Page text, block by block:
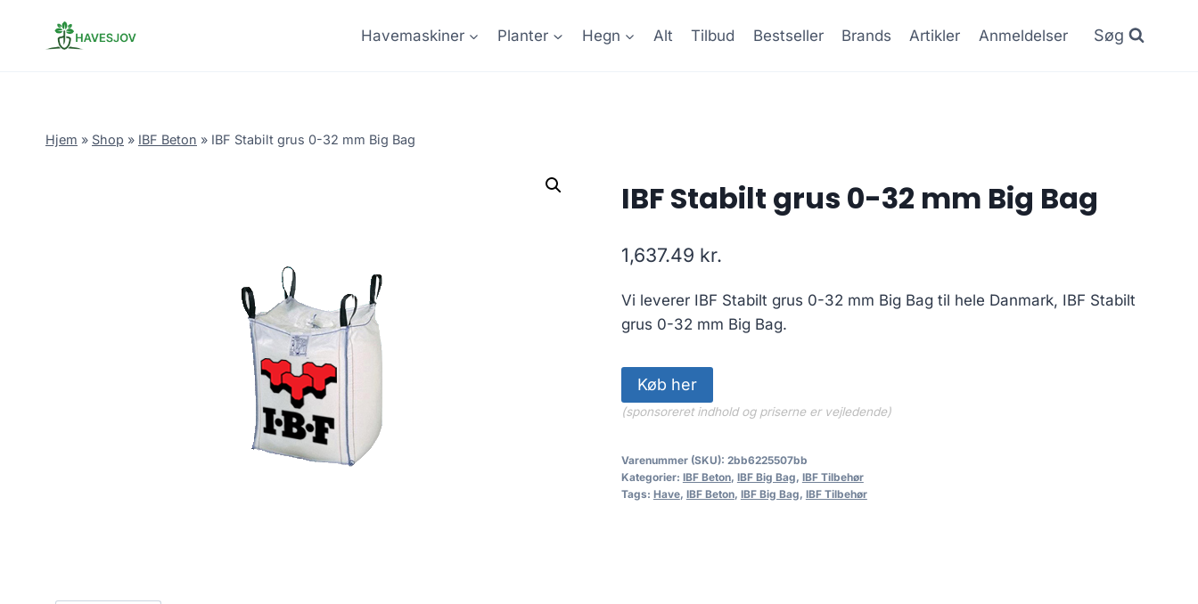
Havemaskiner Planter Hegn Alt Tilbud Bestseller Brands Artikler Anmeldelser Søg
Hjem » Shop » IBF Beton » IBF Stabilt grus 0-32 mm Big Bag
IBF Stabilt grus 0-32 mm Big Bag
1,637.49 kr.
Vi leverer IBF Stabilt grus 0-32 mm Big Bag til hele Danmark, IBF Stabilt
grus 0-32 mm Big Bag.
Køb her
(sponsoreret indhold og priserne er vejledende)
Varenummer (SKU): 2bb6225507bb
Kategorier: IBF Beton, IBF Big Bag, IBF Tilbehør
Tags: Have, IBF Beton, IBF Big Bag, IBF Tilbehør